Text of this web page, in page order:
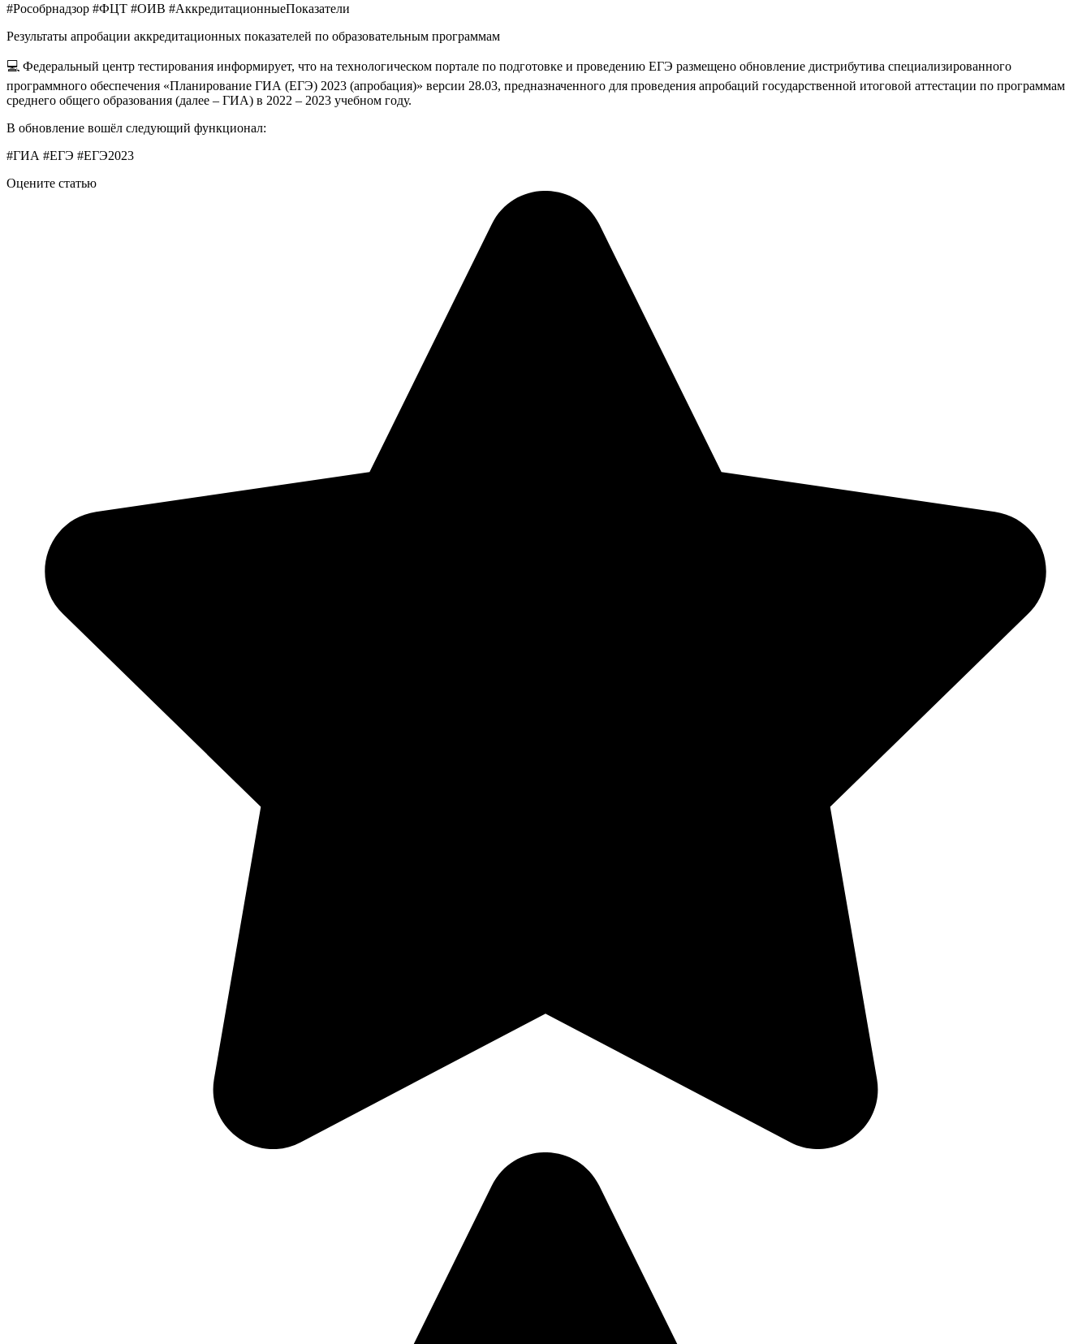
#Рособрнадзор #ФЦТ #ОИВ #АккредитационныеПоказатели
Результаты апробации аккредитационных показателей по образовательным программам
💻 Федеральный центр тестирования информирует, что на технологическом портале по подготовке и проведению ЕГЭ размещено обновление дистрибутива специализированного
программного обеспечения «Планирование ГИА (ЕГЭ) 2023 (апробация)» версии 28.03, предназначенного для проведения апробаций государственной итоговой аттестации по программам
среднего общего образования (далее – ГИА) в 2022 – 2023 учебном году.
В обновление вошёл следующий функционал:
#ГИА #ЕГЭ #ЕГЭ2023
Оцените статью